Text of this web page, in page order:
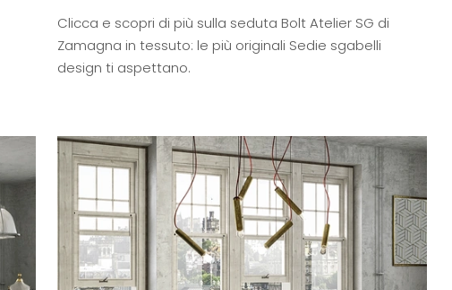
Clicca e scopri di più sulla seduta Bolt Atelier SG di
Zamagna in tessuto: le più originali Sedie sgabelli
design ti aspettano.